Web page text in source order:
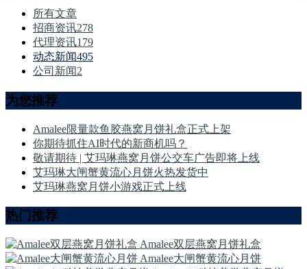
所有文章
招商资讯278
代理资讯179
动态新闻495
公司新闻2
为您推荐
Amalee限量款鱼胶燕窝月饼礼盒正式上架
你期待抓住AI时代的新商机吗？
敬请期待 | 艾玛琳燕窝月饼公交车广告即将上线
艾玛琳大闸蟹黄流心月饼火热发货中
艾玛琳燕窝月饼小游戏正式上线
热门推荐
Amalee双层燕窝月饼礼盒
Amalee大闸蟹黄流心月饼